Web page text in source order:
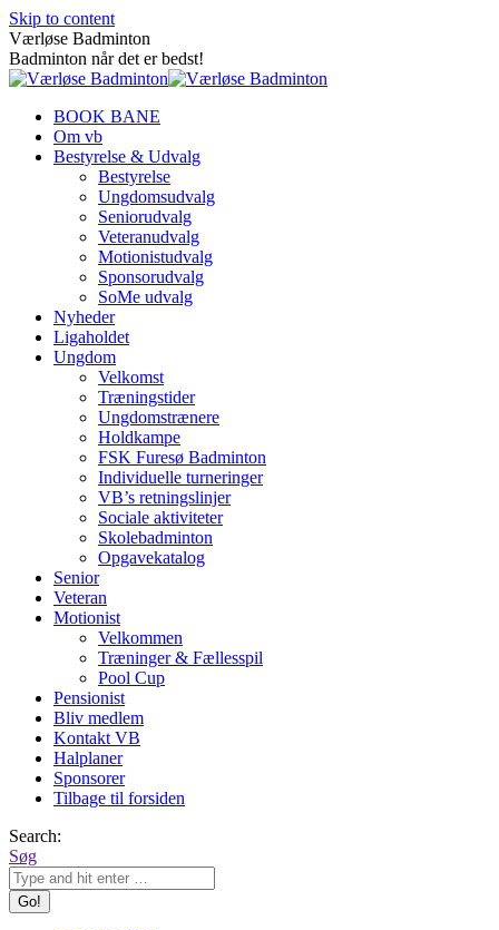
Skip to content
Værløse Badminton
Badminton når det er bedst!
BOOK BANE
Om vb
Bestyrelse & Udvalg
Bestyrelse
Ungdomsudvalg
Seniorudvalg
Veteranudvalg
Motionistudvalg
Sponsorudvalg
SoMe udvalg
Nyheder
Ligaholdet
Ungdom
Velkomst
Træningstider
Ungdomstrænere
Holdkampe
FSK Furesø Badminton
Individuelle turneringer
VB’s retningslinjer
Sociale aktiviteter
Skolebadminton
Opgavekatalog
Senior
Veteran
Motionist
Velkommen
Træninger & Fællesspil
Pool Cup
Pensionist
Bliv medlem
Kontakt VB
Halplaner
Sponsorer
Tilbage til forsiden
Search:
Søg